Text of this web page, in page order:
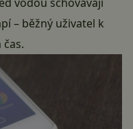
– běžný uživatel k